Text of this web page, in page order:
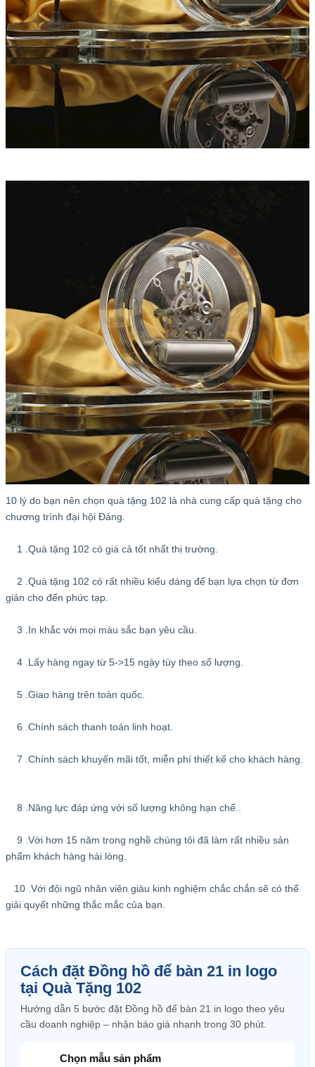
10 lý do bạn nên chọn quà tặng 102 là nhà cung cấp quà tặng cho
chương trình đại hội Đảng.
1 .Quà tặng 102 có giá cả tốt nhất thị trường.
2 .Quà tặng 102 có rất nhiều kiểu dáng để bạn lựa chọn từ đơn
giản cho đến phức tạp.
3 .In khắc với mọi màu sắc bạn yêu cầu.
4 .Lấy hàng ngay từ 5->15 ngày tùy theo số lượng.
5 .Giao hàng trên toàn quốc.
6 .Chính sách thanh toán linh hoạt.
7 .Chính sách khuyến mãi tốt, miễn phí thiết kế cho khách hàng.
8 .Năng lực đáp ứng với số lượng không hạn chế..
9 .Với hơn 15 năm trong nghề chúng tôi đã làm rất nhiều sản
phẩm khách hàng hài lòng.
10 .Với đội ngũ nhân viên giàu kinh nghiệm chắc chắn sẽ có thể
giải quyết những thắc mắc của bạn.
Cách đặt Đồng hồ để bàn 21 in logo
tại Quà Tặng 102
Hướng dẫn 5 bước đặt Đồng hồ để bàn 21 in logo theo yêu
cầu doanh nghiệp – nhận báo giá nhanh trong 30 phút.
Chọn mẫu sản phẩm